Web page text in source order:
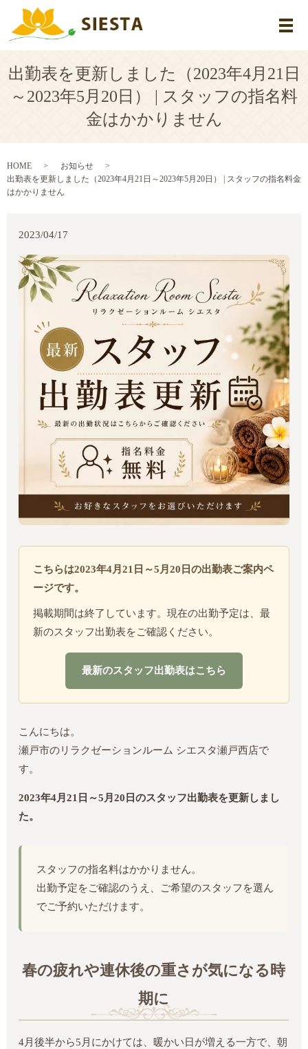
メ
出勤表を更新しました（2023年4月21日
～2023年5月20日） | スタッフの指名料
金はかかりません
HOME
お知らせ
出勤表を更新しました（2023年4月21日～2023年5月20日） | スタッフの指名料金
はかかりません
2023/04/17
こちらは2023年4月21日～5月20日の出勤表ご案内ペ
ージです。
掲載期間は終了しています。現在の出勤予定は、最
新のスタッフ出勤表をご確認ください。
最新のスタッフ出勤表はこちら
こんにちは。
瀬戸市のリラクゼーションルーム シエスタ瀬戸西店で
す。
2023年4月21日～5月20日のスタッフ出勤表を更新しまし
た。
スタッフの指名料はかかりません。
出勤予定をご確認のうえ、ご希望のスタッフを選ん
でご予約いただけます。
春の疲れや連休後の重さが気になる時
期に
4月後半から5月にかけては、暖かい日が増える一方で、朝